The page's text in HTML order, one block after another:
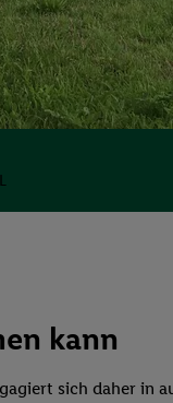
kann
sich daher